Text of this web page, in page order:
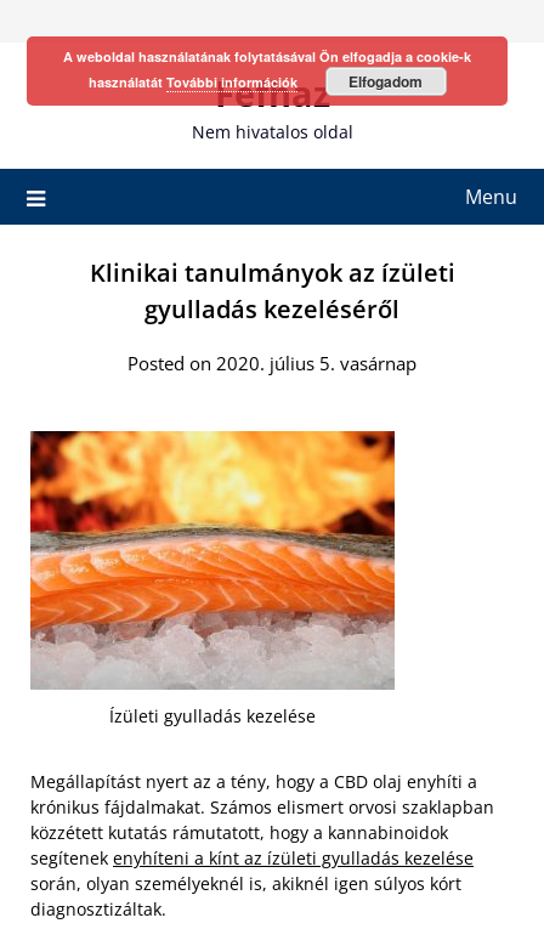
Fefhaz
Nem hivatalos oldal
Menu
Klinikai tanulmányok az ízületi
gyulladás kezeléséről
Posted on 2020. július 5. vasárnap
Ízületi gyulladás kezelése
Megállapítást nyert az a tény, hogy a CBD olaj enyhíti a
krónikus fájdalmakat. Számos elismert orvosi szaklapban
közzétett kutatás rámutatott, hogy a kannabinoidok
segítenek enyhíteni a kínt az ízületi gyulladás kezelése
során, olyan személyeknél is, akiknél igen súlyos kórt
diagnosztizáltak.
A weboldal használatának folytatásával Ön elfogadja a cookie-k
használatát További információk Elfogadom